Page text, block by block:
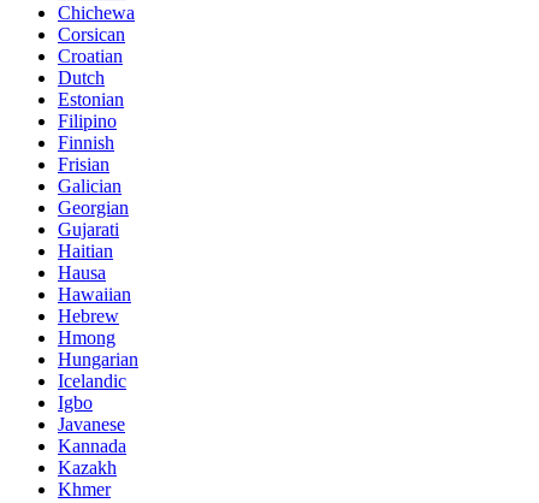
Chichewa
Corsican
Croatian
Dutch
Estonian
Filipino
Finnish
Frisian
Galician
Georgian
Gujarati
Haitian
Hausa
Hawaiian
Hebrew
Hmong
Hungarian
Icelandic
Igbo
Javanese
Kannada
Kazakh
Khmer